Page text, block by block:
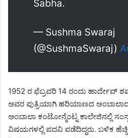
Sabha.
— Sushma Swaraj
(@SushmaSwaraj)
1952 ರ ಫೆಬ್ರವರಿ 14 ರಂದು ಹಾರ್ದೇವ್
ಅವರ ಪುತ್ರಿಯಾಗಿ ಹರಿಯಾಣದ
ಅಂಬಾಲಾ ಕಂಟೋನ್ಮೆಂಟ್ನ ಕಾಲೇಜಿನಲ್ಲಿ
ವಿಷಯಗಳಲ್ಲಿ ಪದವಿ ಪಡೆದಿದ್ದರು. ಬಳಿಕ